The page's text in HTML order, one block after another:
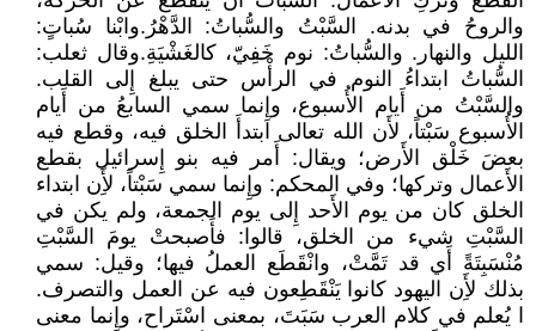
والروحُ في بدنه. السَّبْتُ والسُّباتُ: الدَّهْرُ.وابْنا سُباتٍ:
الليل والنهار. والسُّباتُ: نوم خَفِيّ، كالغَشْيَةِ.وقال ثعلب:
السُّباتُ ابتداءُ النوم في الرأْس حتى يبلغ إِلى القلب.
والسَّبْتُ من أَيام الأُسبوع، وإِنما سمي السابعُ من أَيام
الأُسبوع سَبْتاً، لأَن الله تعالى ابتدأَ الخلق فيه، وقطع فيه
بعضَ خَلْق الأَرض؛ ويقال: أَمر فيه بنو إِسرائيل بقطع
الأَعمال وتركها؛ وفي المحكم: وإِنما سمي سَبْتاً، لأَِن ابتداء
الخلق كان من يوم الأَحد إِلى يوم الجمعة، ولم يكن في
السَّبْتِ شيء من الخلق، قالوا: فأَصبحتْ يومَ السَّبْتِ
مُنْسَبِتَةً أَي قد تَمَّتْ، وانْقَطَع العملُ فيها؛ وقيل: سمي
بذلك لأَِن اليهود كانوا يَنْقَطِعون فيه عن العمل والتصرف.
ا يُعلم في كلام العرب سَبَتَ، بمعنى اسْتَراح، وإِنما معنى